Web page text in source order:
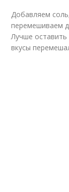
Добавляем
перемешиваем
Лучше
вкусы